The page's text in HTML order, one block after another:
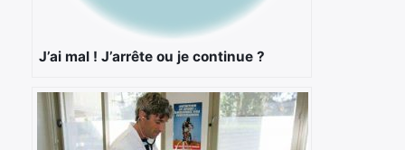
J’ai mal ! J’arrête ou je continue ?